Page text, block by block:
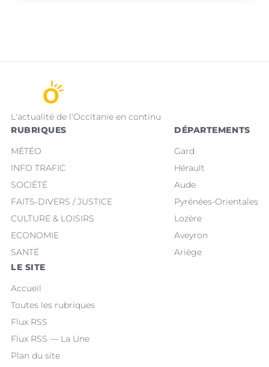
L'actualité de l'Occitanie en continu
RUBRIQUES
MÉTÉO
INFO TRAFIC
SOCIÉTÉ
FAITS-DIVERS / JUSTICE
CULTURE & LOISIRS
ECONOMIE
SANTÉ
DÉPARTEMENTS
Gard
Hérault
Aude
Pyrénées-Orientales
Lozère
Aveyron
Ariège
LE SITE
Accueil
Toutes les rubriques
Flux RSS
Flux RSS — La Une
Plan du site